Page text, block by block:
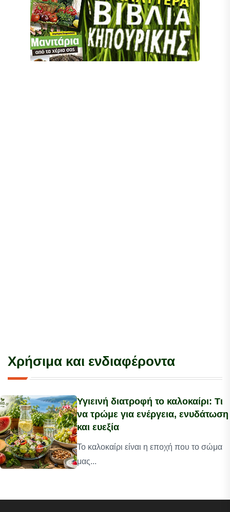
Χρήσιμα και ενδιαφέροντα
Υγιεινή διατροφή το καλοκαίρι: Τι
να τρώμε για ενέργεια, ενυδάτωση
και ευεξία
Το καλοκαίρι είναι η εποχή που το σώμα
μας...